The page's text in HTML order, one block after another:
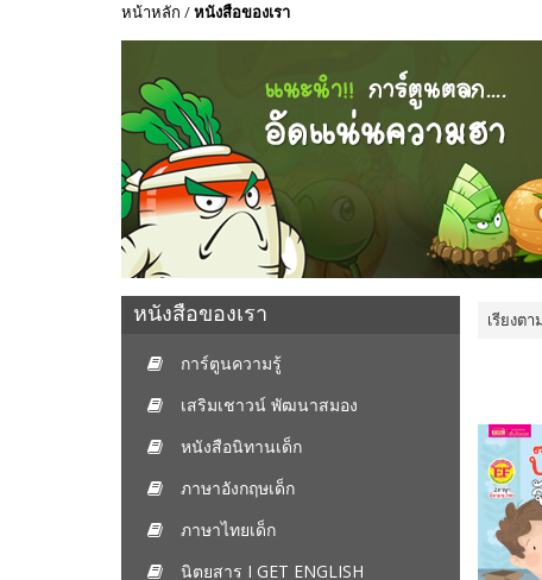
หน้าหลัก /หนังสือของเรา
หนังสือของเรา
การ์ตูนความรู้
เสริมเชาวน์ พัฒนาสมอง
หนังสือนิทานเด็ก
ภาษาอังกฤษเด็ก
ภาษาไทยเด็ก
นิตยสาร I GET ENGLISH
เรียงตา